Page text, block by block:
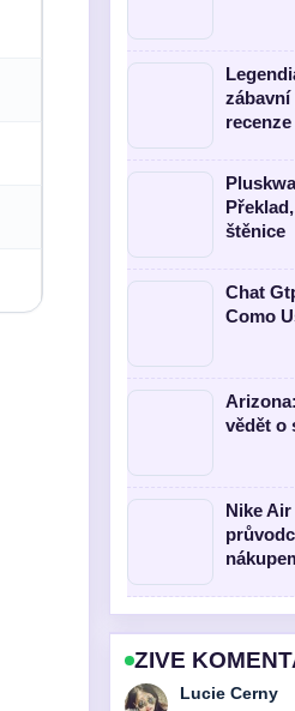
zábavní
recenze
štěnice
Chat
Como
vědět o
Nike
ZIVE
Martin